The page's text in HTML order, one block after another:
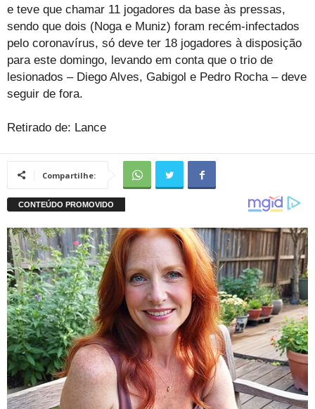
e teve que chamar 11 jogadores da base às pressas,
sendo que dois (Noga e Muniz) foram recém-infectados
pelo coronavírus, só deve ter 18 jogadores à disposição
para este domingo, levando em conta que o trio de
lesionados – Diego Alves, Gabigol e Pedro Rocha – deve
seguir de fora.
Retirado de: Lance
Compartilhe: